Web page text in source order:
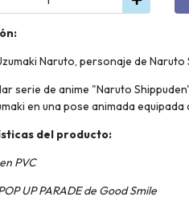
Naruto, personaje de Naruto
serie de anime "Naruto
en una pose animada equipada
del producto:
PVC
UP PARADE de Good Smile